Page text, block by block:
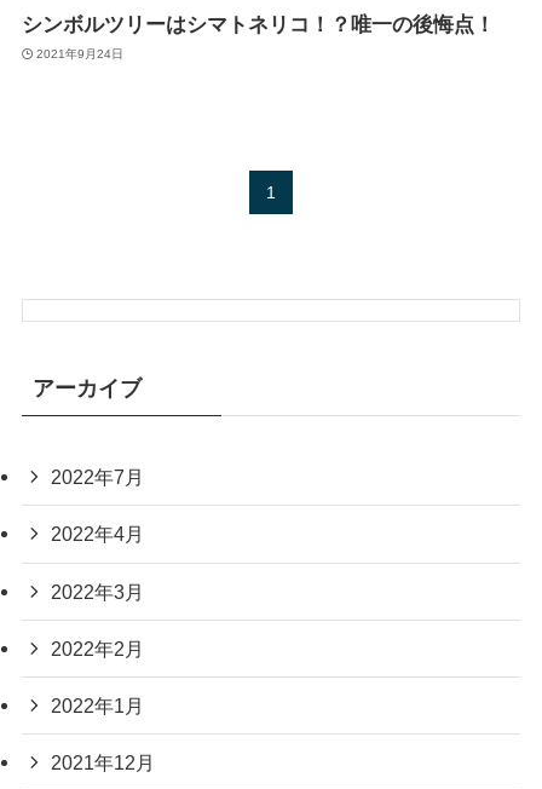
シンボルツリーはシマトネリコ！？唯一の後悔点！
2021年9月24日
1
アーカイブ
2022年7月
2022年4月
2022年3月
2022年2月
2022年1月
2021年12月